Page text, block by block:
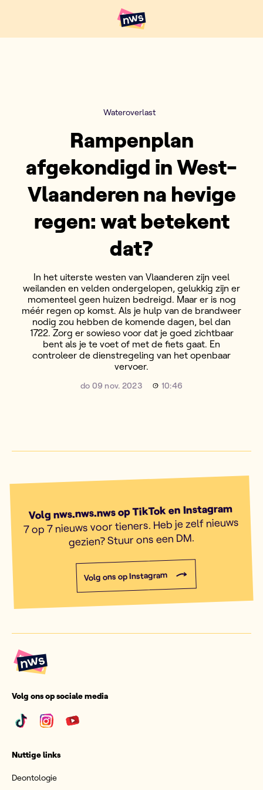
Hoofdpunten VRT NWS
Wateroverlast
Rampenplan
afgekondigd in West-
Vlaanderen na hevige
regen: wat betekent
dat?
In het uiterste westen van Vlaanderen zijn veel
weilanden en velden ondergelopen, gelukkig zijn er
momenteel geen huizen bedreigd. Maar er is nog
méér regen op komst. Als je hulp van de brandweer
nodig zou hebben de komende dagen, bel dan
1722. Zorg er sowieso voor dat je goed zichtbaar
bent als je te voet of met de fiets gaat. En
controleer de dienstregeling van het openbaar
vervoer.
do 09 nov. 2023 10:46
Volg nws.nws.nws op TikTok en Instagram
7 op 7 nieuws voor tieners. Heb je zelf nieuws
gezien? Stuur ons een DM.
Volg ons op Instagram
Volg ons op sociale media
Nuttige links
Deontologie